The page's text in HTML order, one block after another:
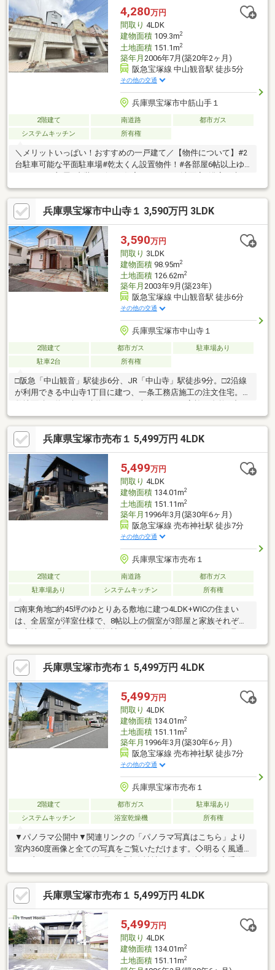
店 徒歩7分(約500m)■ ご希望の住まい探しをお手伝いします
━━━━━・・・物件の詳細・ご相談はお気軽にお問い合わせく
ださい。
4,280万円
間取り 4LDK
建物面積109.3m2
土地面積151.1m2
築年月 2006年7月(築20年2ヶ月)
阪急宝塚線 中山観音駅 徒歩5分
その他の交通
兵庫県宝塚市中筋山手１
2階建て 南道路
都市ガス
システムキッチン
所有権
＼メリットいっぱい！おすすめの一戸建て／【物件について】#2
台駐車可能な平面駐車場#乾太くん設置物件！#各部屋6帖以上ゆ
られた家事動線の間取り【立地について】#阪急宝塚線「中山観
音」駅まで徒歩約5分#ダイエー宝塚中山店（スーパー）まで約10
分#mandai(万代) 宝塚中筋店（スーパー）まで約10分#宝塚市立長
尾小学校まで約17分#宝塚市立山手台中学校まで約21分#北中山公
園まで徒歩約12分
兵庫県宝塚市中山寺１ 3,590万円 3LDK
3,590万円
間取り 3LDK
建物面積98.95m2
土地面積126.62m2
築年月 2003年9月(築23年)
阪急宝塚線 中山観音駅 徒歩6分
その他の交通
兵庫県宝塚市中山寺１
2階建て 都市ガス
駐車場あり
駐車2台
所有権
□阪急「中山観音」駅徒歩6分、JR「中山寺」駅徒歩9分。□2沿線
が利用できる中山寺1丁目に建つ、一条工務店施工の注文住宅。□
合わせるリビング階段プラン。□各居室には収納が備わり、それ
ぞれのプライベート空間を確保しながら、住空間をすっきりと保
ちやすい間取り。□11帖の洋室は、家族構成やライフスタイルの
変化に合わせて使い方を検討できる柔軟性も魅力です。□車は2台
駐車可能（車種による）。徒歩5分の『ダイエー宝塚中山店』をは
じめ、日々の買物に利用しやすい施設が生活圏に揃っています。
『中山寺』へ徒歩7分の立地
兵庫県宝塚市売布１ 5,499万円 4LDK
5,499万円
間取り 4LDK
建物面積134.01m2
土地面積151.11m2
築年月 1996年3月(築30年6ヶ月)
阪急宝塚線 売布神社駅 徒歩7分
その他の交通
兵庫県宝塚市売布１
2階建て 南道路
都市ガス
駐車場あり
システムキッチン 所有権
□南東角地□約45坪のゆとりある敷地に建つ4LDK+WICの住まい
は、全居室が洋室仕様で、8帖以上の個室が3部屋と家族それぞれ
込み、どの部屋にも明るさと開放感が広がります。□収納力にも
優れ、ウォークインクロゼットをはじめ随所に工夫を凝らしたプ
ラン。□2025年12月にはフルリフォームが実施！新たな暮らしを
すぐに始められるのも魅力□周辺には小学校やスーパー、公園な
どの生活施設が徒歩圏にそろい、家族の成長を見守りながら穏や
かな日々を過ごせる環境。□利便と住み心地を兼ね備えた、売布
エリアらしい上質な邸宅
兵庫県宝塚市売布１ 5,499万円 4LDK
5,499万円
間取り 4LDK
建物面積134.01m2
土地面積151.11m2
築年月 1996年3月(築30年6ヶ月)
阪急宝塚線 売布神社駅 徒歩7分
その他の交通
兵庫県宝塚市売布１
2階建て 都市ガス
駐車場あり
システムキッチン
浴室乾燥機 所有権
▼パノラマ公開中▼関連リンクの「パノラマ写真はこちら」より
室内360度画像と全ての写真をご覧いただけます。◇明るく風通
よく調理できるL型キッチン仕様◇食洗機、浴室乾燥機付き◇ウ
ォークインクローゼット付き◇全居室6帖以上有り～リフォーム
内容～新調：キッチン、浴室、洗面台、トイレ張替：クロス全
て、フローリング、クッションフロア他：外壁・屋根塗装、白蟻
点検、給湯器交換等【周辺施設】売布小学校：徒歩12分宝塚中学
校：徒歩21分ダイエー宝塚中山店：徒歩9分ファミリーマート宝
塚ほしのそう店：徒歩4分
兵庫県宝塚市売布１ 5,499万円 4LDK
5,499万円
間取り 4LDK
建物面積134.01m2
土地面積151.11m2